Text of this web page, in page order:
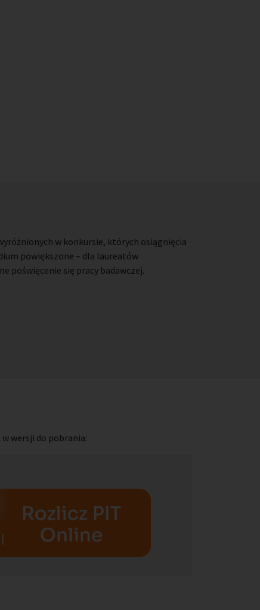
w konkursie, których osiągnięcia
powiększone – dla laureatów
poświęcenie się pracy badawczej.
wersji do pobrania: